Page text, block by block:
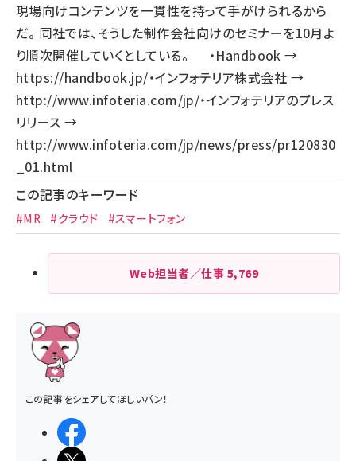
現場向けコンテンツを一貫性を持って手がけられるから
だ。 同社では、そうした制作会社向けのセミナーを10月よ
り順次開催していくとしている。 ・Handbook →
https://handbook.jp/・インフォテリア株式会社 →
http://www.infoteria.com/jp/・インフォテリアのプレス
リリース →
http://www.infoteria.com/jp/news/press/pr120830
_01.html
この記事のキーワード
#MR #クラウド #スマートフォン
Web担当者／仕事 5,769
この記事をシェアしてほしいパン！